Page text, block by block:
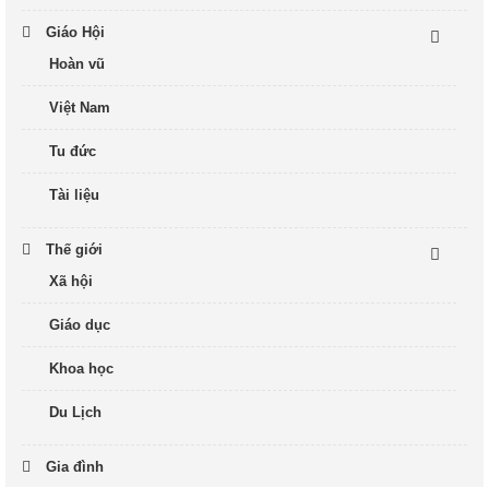
Giáo Hội
Hoàn vũ
Việt Nam
Tu đức
Tài liệu
Thế giới
Xã hội
Giáo dục
Khoa học
Du Lịch
Gia đình